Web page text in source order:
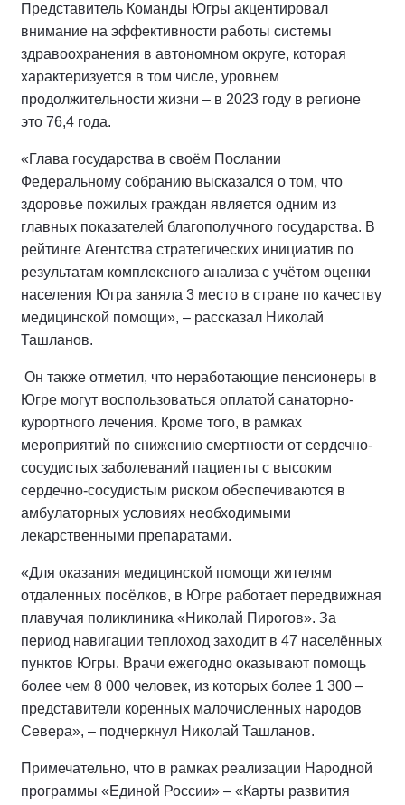
Представитель Команды Югры акцентировал
внимание на эффективности работы системы
здравоохранения в автономном округе, которая
характеризуется в том числе, уровнем
продолжительности жизни – в 2023 году в регионе
это 76,4 года.
«Глава государства в своём Послании
Федеральному собранию высказался о том, что
здоровье пожилых граждан является одним из
главных показателей благополучного государства. В
рейтинге Агентства стратегических инициатив по
результатам комплексного анализа с учётом оценки
населения Югра заняла 3 место в стране по качеству
медицинской помощи», – рассказал Николай
Ташланов.
Он также отметил, что неработающие пенсионеры в
Югре могут воспользоваться оплатой санаторно-
курортного лечения. Кроме того, в рамках
мероприятий по снижению смертности от сердечно-
сосудистых заболеваний пациенты с высоким
сердечно-сосудистым риском обеспечиваются в
амбулаторных условиях необходимыми
лекарственными препаратами.
«Для оказания медицинской помощи жителям
отдаленных посёлков, в Югре работает передвижная
плавучая поликлиника «Николай Пирогов». За
период навигации теплоход заходит в 47 населённых
пунктов Югры. Врачи ежегодно оказывают помощь
более чем 8 000 человек, из которых более 1 300 –
представители коренных малочисленных народов
Севера», – подчеркнул Николай Ташланов.
Примечательно, что в рамках реализации Народной
программы «Единой России» – «Карты развития